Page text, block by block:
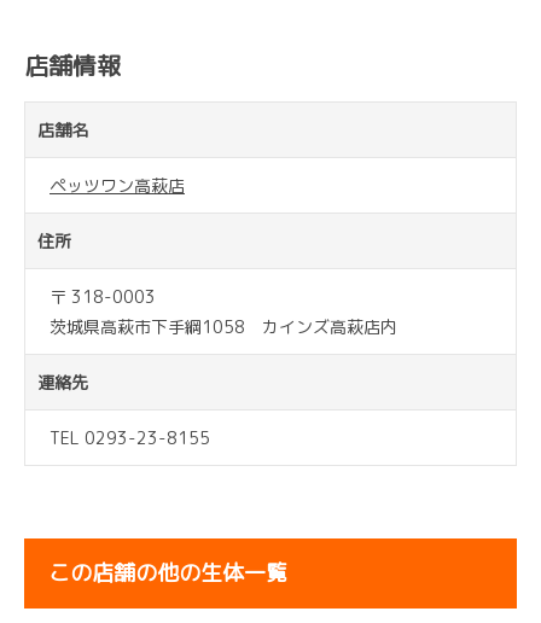
店舗情報
店舗名
ペッツワン高萩店
住所
〒 318-0003
茨城県高萩市下手綱1058 カインズ高萩店内
連絡先
TEL 0293-23-8155
この店舗の他の生体一覧